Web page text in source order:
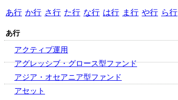
あ行 か行 さ行 た行 な行 は行 ま行 や行 ら行
あ行
アクティブ運用
アグレッシブ・グロース型ファンド
アジア・オセアニア型ファンド
アセット